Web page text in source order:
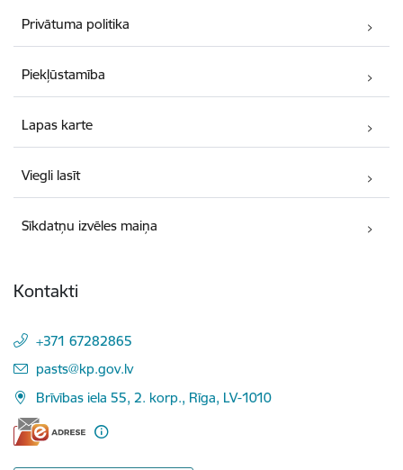
Privātuma politika
Piekļūstamība
Lapas karte
Viegli lasīt
Sīkdatņu izvēles maiņa
Kontakti
+371 67282865
E-pasts:
pasts@kp.gov.lv
Brīvības iela 55, 2. korp., Rīga, LV-1010